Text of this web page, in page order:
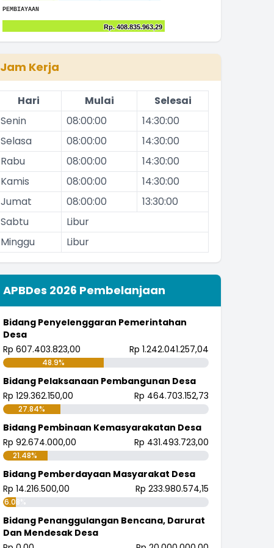
The chart has 1 Y axis displaying values. Range: 0 to
Bar chart with 2 data series.
The chart has 1 X axis displaying categories.
The chart has 1 Y axis displaying values. Range: 0 to
End of interactive chart.
PEMBIAYAAN
Chart
Bar chart with 2 data series.
The chart has 1 X axis displaying categories.
The chart has 1 Y axis displaying values. Range: 0 to
Rp. 408.835.963,29
Rp. 408.835.963,29
Jam Kerja
Hari Mulai
Selesai
Senin
08:00:00
14:30:00
Selasa
08:00:00
14:30:00
Rabu
08:00:00
14:30:00
Kamis
08:00:00
14:30:00
Jumat
08:00:00
13:30:00
Sabtu
Libur
Minggu
Libur
APBDes 2026 Pembelanjaan
Bidang Penyelenggaran Pemerintahan
Desa
Rp 607.403.823,00
Rp 1.242.041.257,04
48.9%
Bidang Pelaksanaan Pembangunan Desa
Rp 129.362.150,00
Rp 464.703.152,73
27.84%
Bidang Pembinaan Kemasyarakatan Desa
Rp 92.674.000,00
Rp 431.493.723,00
21.48%
Bidang Pemberdayaan Masyarakat Desa
Rp 14.216.500,00
Rp 233.980.574,15
6.08%
Bidang Penanggulangan Bencana, Darurat
Dan Mendesak Desa